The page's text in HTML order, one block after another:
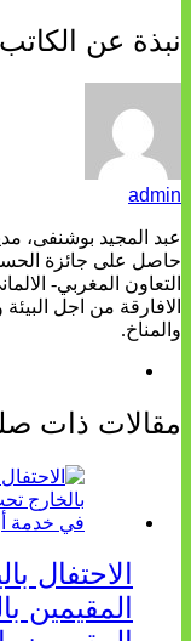
نبذة عن الكاتب
admin
عبد المجيد بوشنفى،
حاصل على جائزة الحسن
التعاون المغربي-
الافارقة من اجل
والمناخ.
مقالات ذات
الاحتفال
المقيمين